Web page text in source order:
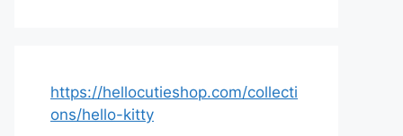
https://hellocutieshop.com/collecti
ons/hello-kitty